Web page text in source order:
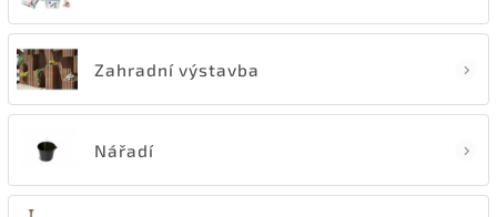
Zahradní výstavba
Nářadí